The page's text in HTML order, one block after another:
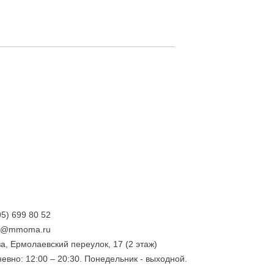
699 80 52
Ермолаевский переулок, 17 (2 этаж)
12:00 – 20:30. Понедельник - выходной.